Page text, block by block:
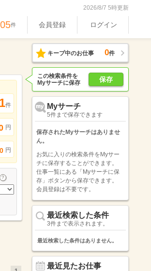
2026/8/7 5時更新
件 会員登録 ログイン
1件
円
円
キープ中のお仕事 0件
保存
この検索条件を
Myサーチに保存
Myサーチ
5件まで保存できます
保存されたMyサーチはありませ
ん。
お気に入りの検索条件をMyサー
チに保存することができます。
仕事一覧にある「Myサーチに保
存」ボタンから保存できます。
会員登録は不要です。
最近検索した条件
3件まで表示されます。
最近検索した条件はありません。
最近見たお仕事